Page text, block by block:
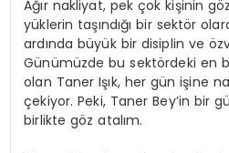
Ağır nakliyat, pek çok kişinin
yüklerin taşındığı bir sektör
ardında büyük bir disiplin ve
Günümüzde bu sektördeki en
olan Taner Işık, her gün işine
çekiyor. Peki, Taner Bey’in bir
birlikte göz atalım.